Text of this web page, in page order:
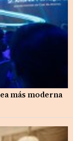
más moderna